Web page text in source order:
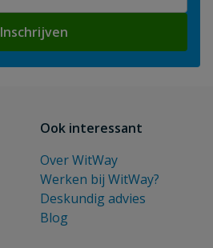
Inschrijven
Ook interessant
Over WitWay
Werken bij WitWay?
Deskundig advies
Blog